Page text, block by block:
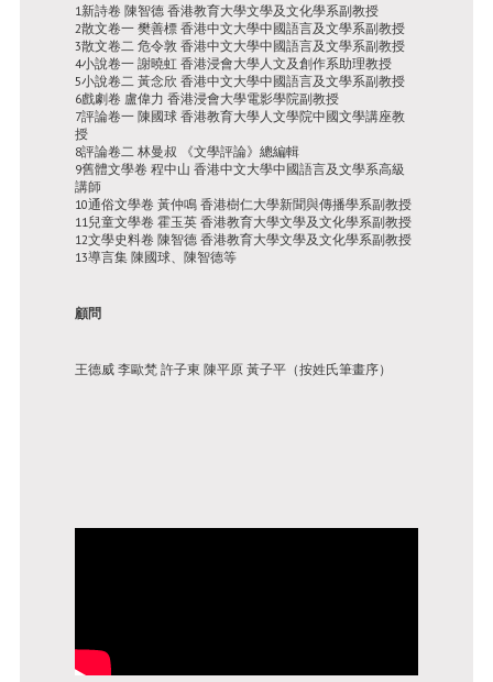
1新詩卷 陳智德 香港教育大學文學及文化學系副教授
2散文卷一 樊善標 香港中文大學中國語言及文學系副教授
3散文卷二 危令敦 香港中文大學中國語言及文學系副教授
4小說卷一 謝曉虹 香港浸會大學人文及創作系助理教授
5小說卷二 黃念欣 香港中文大學中國語言及文學系副教授
6戲劇卷 盧偉力 香港浸會大學電影學院副教授
7評論卷一 陳國球 香港教育大學人文學院中國文學講座教
授
8評論卷二 林曼叔 《文學評論》總編輯
9舊體文學卷 程中山 香港中文大學中國語言及文學系高級
講師
10通俗文學卷 黃仲鳴 香港樹仁大學新聞與傳播學系副教授
11兒童文學卷 霍玉英 香港教育大學文學及文化學系副教授
12文學史料卷 陳智德 香港教育大學文學及文化學系副教授
13導言集 陳國球、陳智德等
顧問
王德威 李歐梵 許子東 陳平原 黃子平（按姓氏筆畫序）